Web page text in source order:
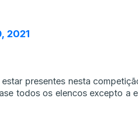
2021
presentes nesta
todos os elencos excepto a